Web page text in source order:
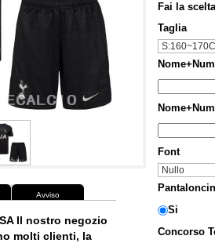
Avviso
Il nostro negozio
molti clienti, la
Fai la
Taglia
Font
Si
Concorso